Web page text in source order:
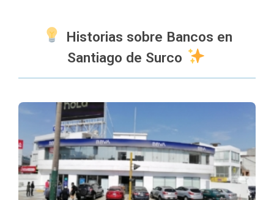
Historias sobre Bancos en
Santiago de Surco